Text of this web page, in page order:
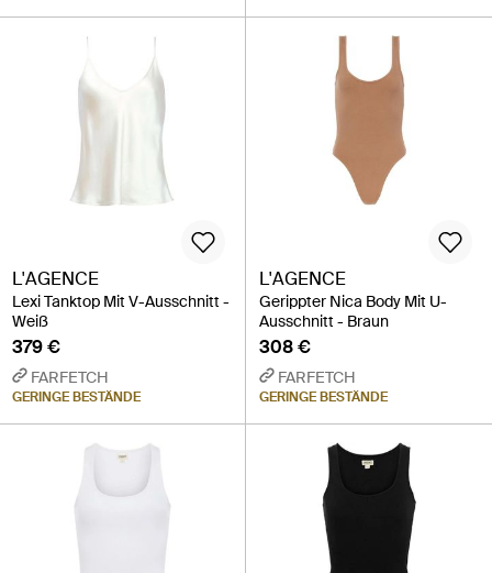
L'AGENCE
Lexi Tanktop Mit V-Ausschnitt -
Weiß
379 €
FARFETCH
GERINGE BESTÄNDE
L'AGENCE
Gerippter Nica Body Mit U-
Ausschnitt - Braun
308 €
FARFETCH
GERINGE BESTÄNDE